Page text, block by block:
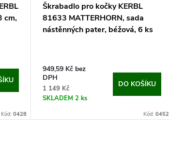
cm,
Kód: 0428
Škrabadlo pro kočky KERBL
81633 MATTERHORN, sada
nástěnných pater, béžová, 6 ks
949,59 Kč bez
DPH
1 149 Kč
SKLADEM 2 ks
DO KOŠÍKU
Kód: 0452